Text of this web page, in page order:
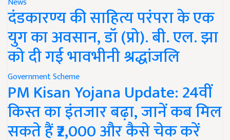
दंडकारण्य की साहित्य परंपरा के एक
युग का अवसान, डॉ (प्रो). बी. एल. झा
को दी गई भावभीनी श्रद्धांजलि
Government Scheme
PM Kisan Yojana Update: 24वीं
किस्त का इंतजार बढ़ा, जानें कब मिल
सकते हैं ₹2,000 और कैसे चेक करें